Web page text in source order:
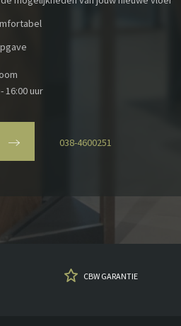
16:00 uur
038-4600251
CBW GARANTIE